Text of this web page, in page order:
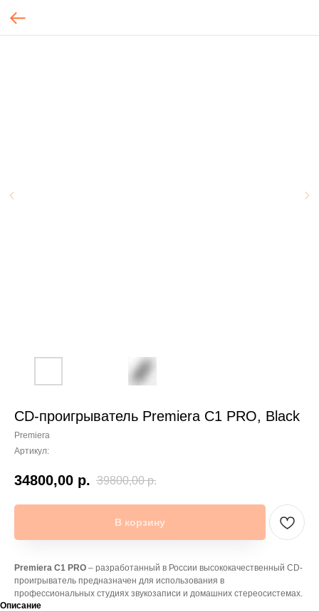
CD-проигрыватель Premiera C1 PRO, Black
Premiera
Артикул:
34800,00 р. 39800,00 р.
В корзину
Premiera C1 PRO – разработанный в России высококачественный CD-
проигрыватель предназначен для использования в
профессиональных студиях звукозаписи и домашних стереосистемах.
Описание